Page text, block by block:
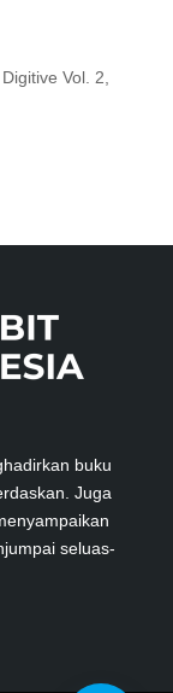
Vol. 2,
buku
Juga
seluas-